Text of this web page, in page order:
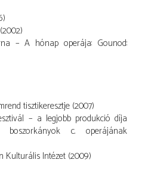
– A hónap operája: Gounod:
tisztikeresztje (2007)
– a legjobb produkció díja
c. operájának
Kulturális Intézet (2009)